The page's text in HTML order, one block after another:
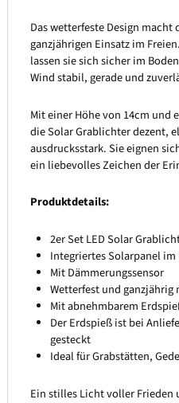
Das wetterfeste Design
ganzjährigen Einsatz im
lassen sie sich sicher im
Wind stabil, gerade und
Mit einer Höhe von 14cm und
die Solar Grablichter dezent,
ausdrucksstark. Sie eignen
ein liebevolles Zeichen der
Produktdetails:
2er Set LED Solar
Integriertes Solarpanel im
Mit Dämmerungssensor
Wetterfest und ganzjährig
Mit abnehmbarem
Der Erdspieß ist bei
gesteckt
Ideal für Grabstätten,
Ein stilles Licht voller